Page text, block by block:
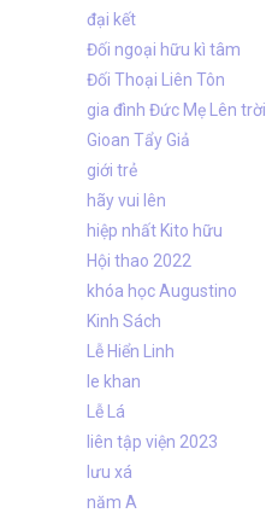
đại kết
Đối ngoại hữu kì tâm
Đối Thoại Liên Tôn
gia đình Đức Mẹ Lên trời
Gioan Tẩy Giả
giới trẻ
hãy vui lên
hiệp nhất Kito hữu
Hội thao 2022
khóa học Augustino
Kinh Sách
Lễ Hiển Linh
le khan
Lễ Lá
liên tập viện 2023
lưu xá
năm A